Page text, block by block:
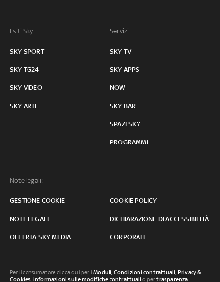
I siti Sky:
SKY SPORT
SKY TG24
SKY VIDEO
SKY ARTE
Servizi:
SKY TV
SKY APPS
NOW
SKY BAR
SPAZI SKY
PROGRAMMI
Note legali:
GESTIONE COOKIE COOKIE POLICY
NOTE LEGALI DICHIARAZIONE DI ACCESSIBILITÀ
OFFERTA SKY MEDIA CORPORATE
Per il consumatore clicca qui per iModuli, Condizioni contrattuali, Privacy &
Cookies, informazioni sulle modifiche contrattuali o pertrasparenza